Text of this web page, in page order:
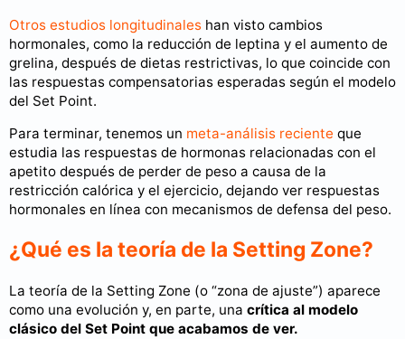
Otros estudios longitudinales han visto cambios
hormonales, como la reducción de leptina y el aumento de
grelina, después de dietas restrictivas, lo que coincide con
las respuestas compensatorias esperadas según el modelo
del Set Point.
Para terminar, tenemos un meta-análisis reciente que
estudia las respuestas de hormonas relacionadas con el
apetito después de perder de peso a causa de la
restricción calórica y el ejercicio, dejando ver respuestas
hormonales en línea con mecanismos de defensa del peso.
¿Qué es la teoría de la Setting Zone?
La teoría de la Setting Zone (o “zona de ajuste”) aparece
como una evolución y, en parte, una crítica al modelo
clásico del Set Point que acabamos de ver.